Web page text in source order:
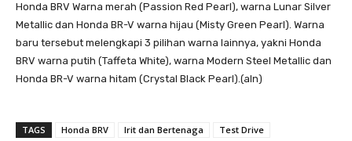
Honda BRV Warna merah (Passion Red Pearl), warna Lunar Silver
Metallic dan Honda BR-V warna hijau (Misty Green Pearl). Warna
baru tersebut melengkapi 3 pilihan warna lainnya, yakni Honda
BRV warna putih (Taffeta White), warna Modern Steel Metallic dan
Honda BR-V warna hitam (Crystal Black Pearl).(aln)
TAGS Honda BRV Irit dan Bertenaga Test Drive